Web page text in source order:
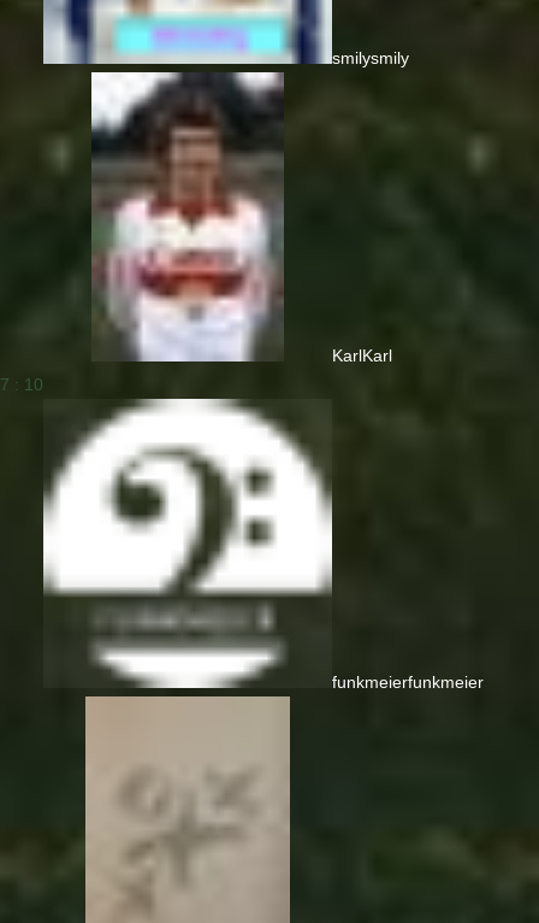
smilysmily
KarlKarl
7 : 10
funkmeierfunkmeier